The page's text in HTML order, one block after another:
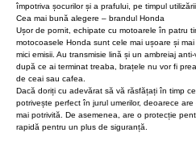
împotriva șocurilor și a prafului, pe timpul utilizării.
Cea mai bună alegere – brandul Honda
Ușor de pornit, echipate cu motoarele în patru
motocoasele Honda sunt cele mai ușoare și
mici emisii. Au transmisie lină și un ambreiaj
după ce ai terminat treaba, brațele nu vor fi
de ceai sau cafea.
Dacă doriți cu adevărat să vă răsfățați în timp
potrivește perfect în jurul umerilor, deoarece
mai potrivită. De asemenea, are o protecție
rapidă pentru un plus de siguranță.